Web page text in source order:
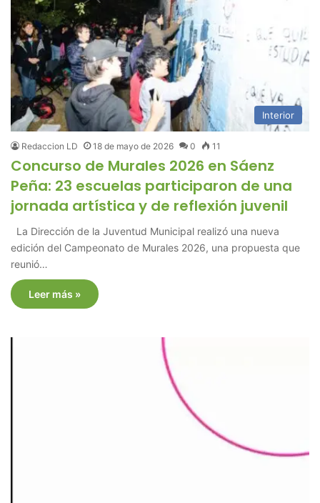
Interior
Redaccion LD 18 de mayo de 2026 0 11
Concurso de Murales 2026 en Sáenz
Peña: 23 escuelas participaron de una
jornada artística y de reflexión juvenil
La Dirección de la Juventud Municipal realizó una nueva
edición del Campeonato de Murales 2026, una propuesta que
reunió…
Leer más »